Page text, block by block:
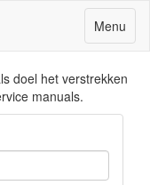
Toggle
navigation
Menu
doel het verstrekken
manuals.